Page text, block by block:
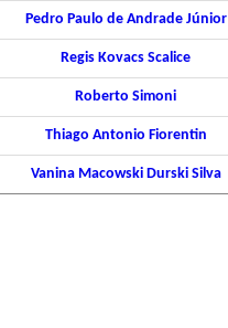
Pedro Paulo de Andrade Júnior
Regis Kovacs Scalice
Roberto Simoni
Thiago Antonio Fiorentin
Vanina Macowski Durski Silva